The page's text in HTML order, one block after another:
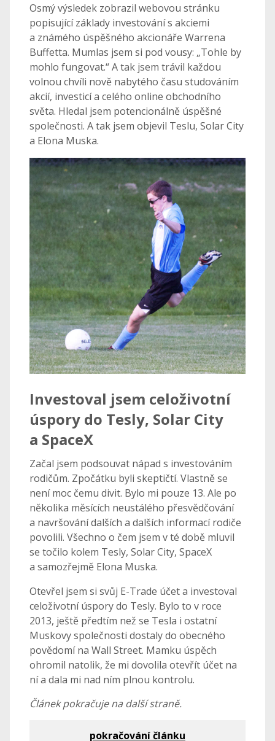
Osmý výsledek zobrazil webovou stránku
popisující základy investování s akciemi
a známého úspěšného akcionáře Warrena
Buffetta. Mumlas jsem si pod vousy: „Tohle by
mohlo fungovat.“ A tak jsem trávil každou
volnou chvíli nově nabytého času studováním
akcií, investicí a celého online obchodního
světa. Hledal jsem potencionálně úspěšné
společnosti. A tak jsem objevil Teslu, Solar City
a Elona Muska.
Investoval jsem celoživotní
úspory do Tesly, Solar City
a SpaceX
Začal jsem podsouvat nápad s investováním
rodičům. Zpočátku byli skeptičtí. Vlastně se
není moc čemu divit. Bylo mi pouze 13. Ale po
několika měsících neustálého přesvědčování
a navršování dalších a dalších informací rodiče
povolili. Všechno o čem jsem v té době mluvil
se točilo kolem Tesly, Solar City, SpaceX
a samozřejmě Elona Muska.
Otevřel jsem si svůj E-Trade účet a investoval
celoživotní úspory do Tesly. Bylo to v roce
2013, ještě předtím než se Tesla i ostatní
Muskovy společnosti dostaly do obecného
povědomí na Wall Street. Mamku úspěch
ohromil natolik, že mi dovolila otevřít účet na
ní a dala mi nad ním plnou kontrolu.
Článek pokračuje na další straně.
pokračování článku